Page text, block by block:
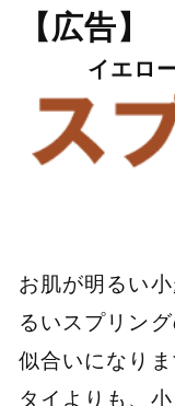
【広告】
イエロ
お肌が明るい
るいスプリン
似合いになり
タイよりも、